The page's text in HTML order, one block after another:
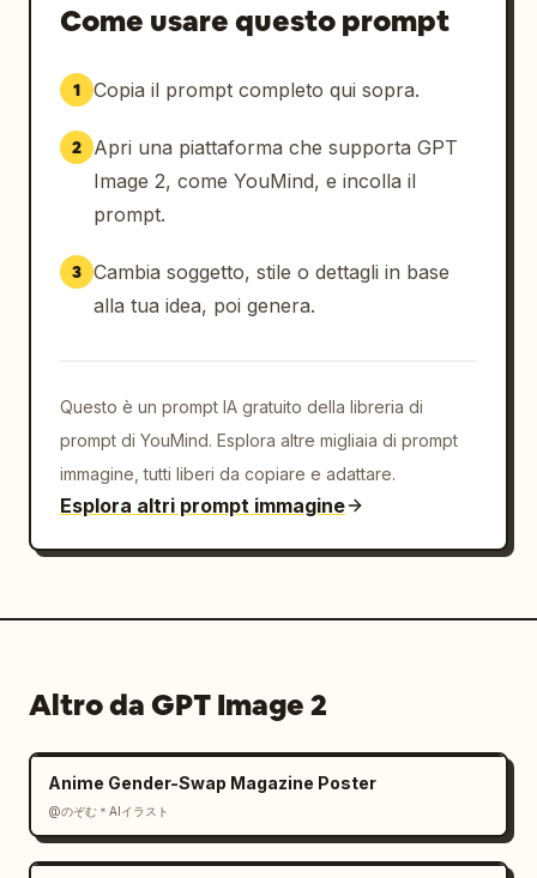
Come usare questo prompt
1 Copia il prompt completo qui sopra.
2
Apri una piattaforma che supporta GPT
Image 2, come YouMind, e incolla il
prompt.
3 Cambia soggetto, stile o dettagli in base
alla tua idea, poi genera.
Questo è un prompt IA gratuito della libreria di
prompt di YouMind. Esplora altre migliaia di prompt
immagine, tutti liberi da copiare e adattare.
Esplora altri prompt immagine
Altro da GPT Image 2
Anime Gender-Swap Magazine Poster
@のぞむ＊AIイラスト